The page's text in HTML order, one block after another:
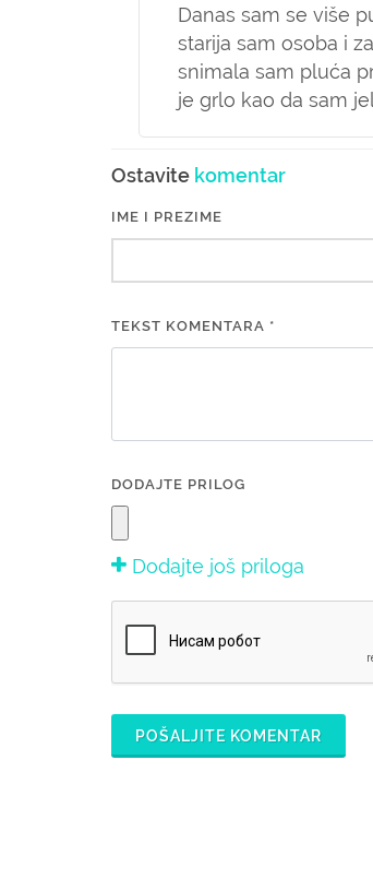
Danas sam se više
starija sam osoba i
snimala sam pluća
je grlo kao da sam
Ostavite komentar
IME I PREZIME
TEKST KOMENTARA *
DODAJTE PRILOG
Dodajte još priloga
POŠALJITE KOMENTAR